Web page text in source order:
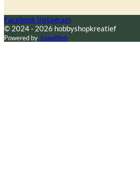
Facebook Instagram
© 2024 - 2026 hobbyshopkreatief
Powered by JouwWeb